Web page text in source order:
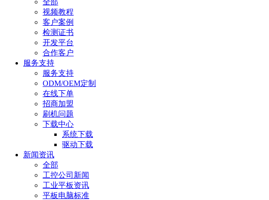
视频教程
客户案例
检测证书
开发平台
合作客户
服务支持
服务支持
ODM/OEM定制
在线下单
招商加盟
刷机问题
下载中心
系统下载
驱动下载
新闻资讯
全部
工控公司新闻
工业平板资讯
平板电脑标准